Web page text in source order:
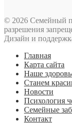
© 2026 Семейный
разрешения
Дизайн и
Главная
Карта сайта
Наше
Станем
Новости
Психология
Семейные
Контакт